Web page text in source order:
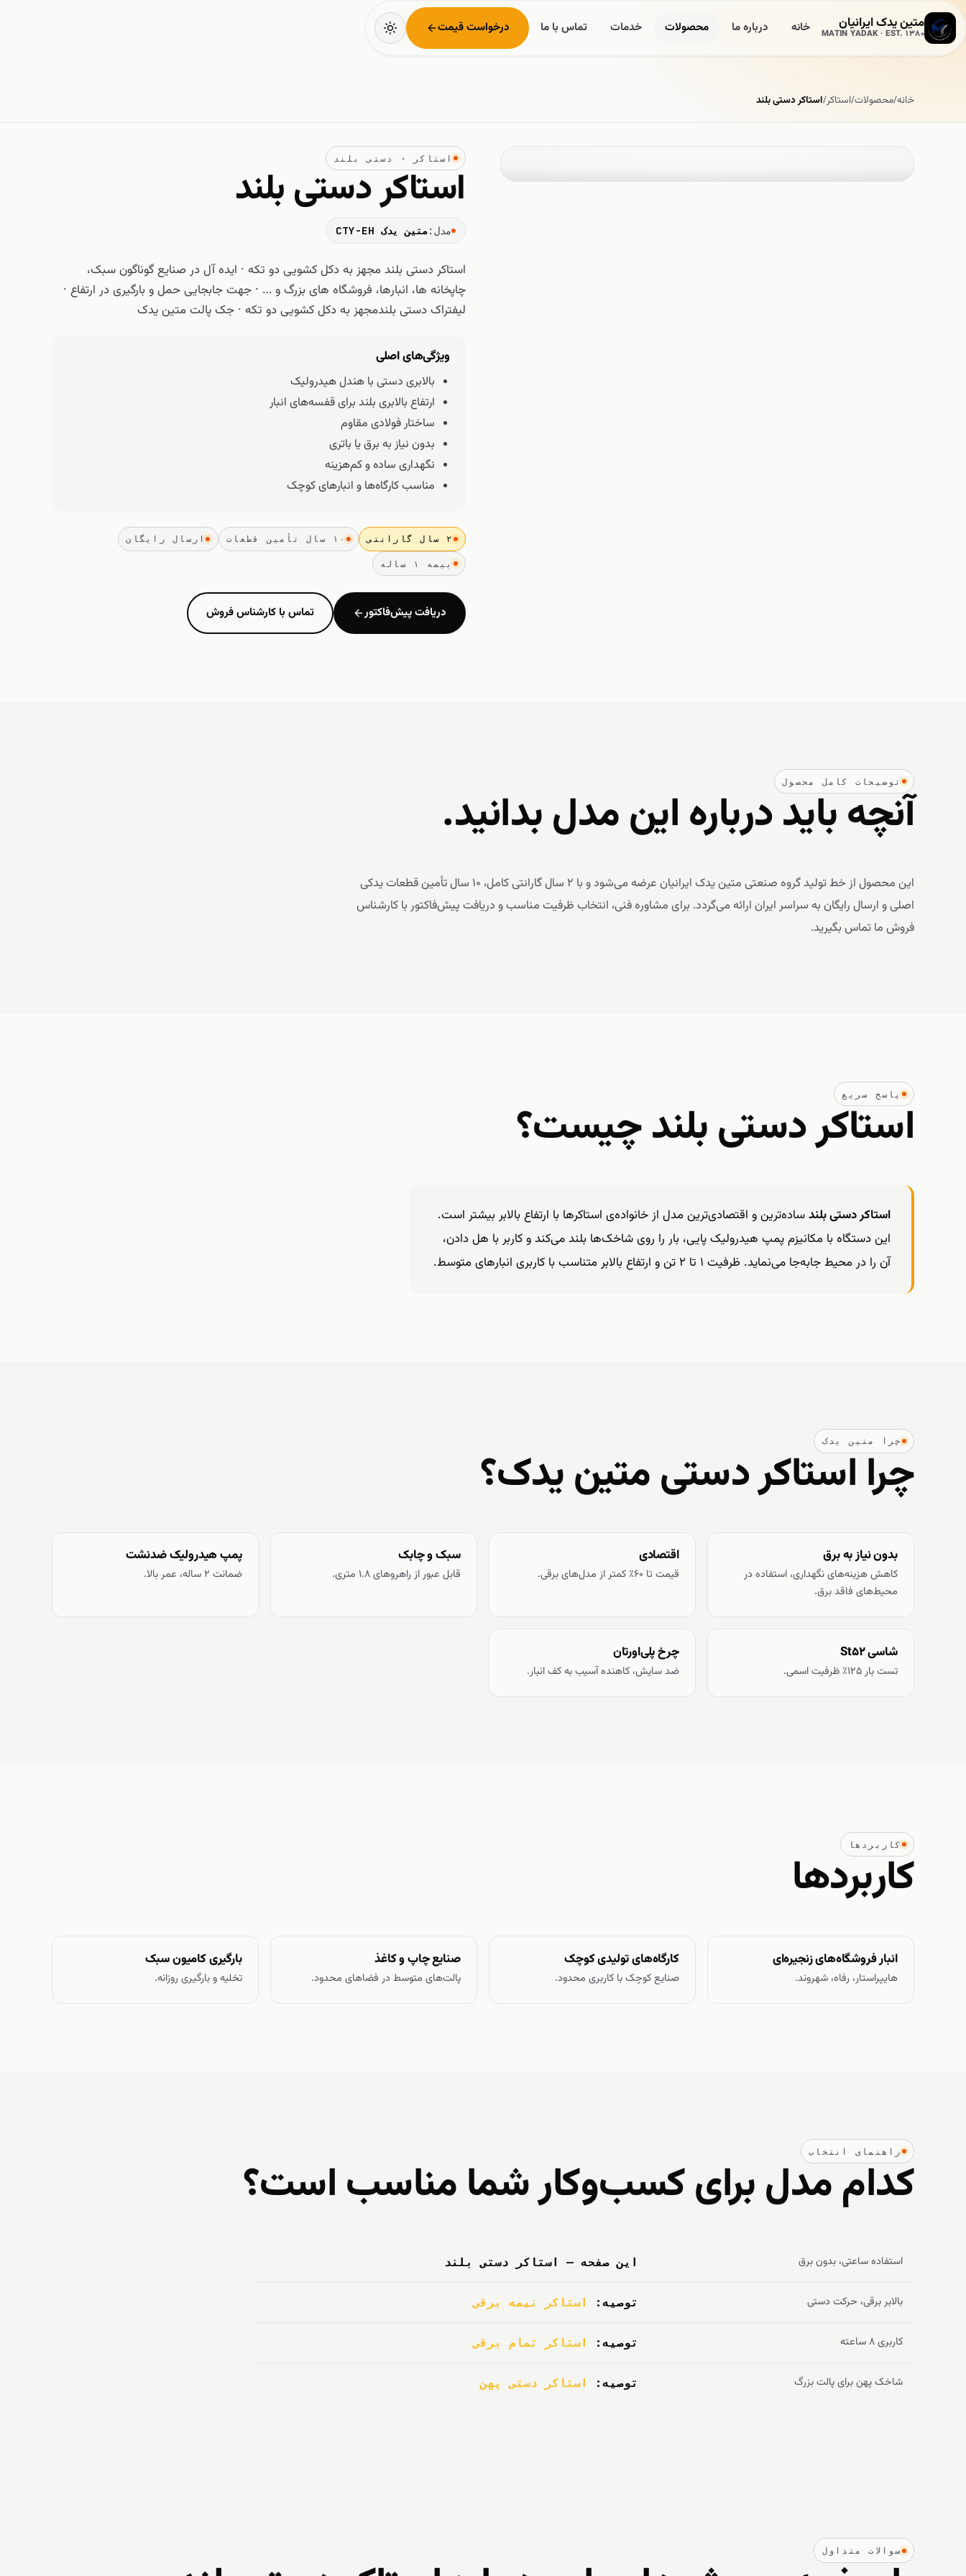
متین یدک ایرانیان
MATIN YADAK · EST. 1380 خانه درباره ما محصولات خدمات تماس با ما درخواست قیمت
خانه/محصولات/استاکر/استاکر دستی بلند
استاکر · دستی بلند
استاکر دستی بلند
مدل:متین یدک CTY-EH
استاکر دستی بلند مجهز به دکل کشویی دو تکه · ایده آل در صنایع گوناگون سبک،
چاپخانه ها، انبارها، فروشگاه های بزرگ و … · جهت جابجایی حمل و بارگیری در ارتفاع ·
لیفتراک دستی بلندمجهز به دکل کشویی دو تکه · جک پالت متین یدک
ویژگی‌های اصلی
بالابری دستی با هندل هیدرولیک
ارتفاع بالابری بلند برای قفسه‌های انبار
ساختار فولادی مقاوم
بدون نیاز به برق یا باتری
نگهداری ساده و کم‌هزینه
مناسب کارگاه‌ها و انبارهای کوچک
۲ سال گارانتی ۱۰ سال تأمین قطعات ارسال رایگان
بیمه ۱ ساله
دریافت پیش‌فاکتور تماس با کارشناس فروش
توضیحات کامل محصول
آنچه باید درباره این مدل بدانید.
این محصول از خط تولید گروه صنعتی متین یدک ایرانیان عرضه می‌شود و با ۲ سال گارانتی کامل، ۱۰ سال تأمین قطعات یدکی
اصلی و ارسال رایگان به سراسر ایران ارائه می‌گردد. برای مشاوره فنی، انتخاب ظرفیت مناسب و دریافت پیش‌فاکتور با کارشناس
فروش ما تماس بگیرید.
پاسخ سریع
استاکر دستی بلند چیست؟
استاکر دستی بلندساده‌ترین و اقتصادی‌ترین مدل از خانواده‌ی استاکرها با ارتفاع بالابر بیشتر است.
این دستگاه با مکانیزم پمپ هیدرولیک پایی، بار را روی شاخک‌ها بلند می‌کند و کاربر با هل دادن،
آن را در محیط جابه‌جا می‌نماید. ظرفیت ۱ تا ۲ تن و ارتفاع بالابر متناسب با کاربری انبارهای متوسط.
چرا متین یدک
چرا استاکر دستی متین یدک؟
بدون نیاز به برق
کاهش هزینه‌های نگهداری، استفاده در
محیط‌های فاقد برق.
اقتصادی
قیمت تا ۶۰٪ کمتر از مدل‌های برقی.
سبک و چابک
قابل عبور از راهروهای ۱.۸ متری.
پمپ هیدرولیک ضدنشت
ضمانت ۲ ساله، عمر بالا.
شاسی St52
تست بار ۱۲۵٪ ظرفیت اسمی.
چرخ پلی‌اورتان
ضد سایش، کاهنده آسیب به کف انبار.
کاربردها
کاربردها
انبار فروشگاه‌های زنجیره‌ای
هایپراستار، رفاه، شهروند.
کارگاه‌های تولیدی کوچک
صنایع کوچک با کاربری محدود.
صنایع چاپ و کاغذ
پالت‌های متوسط در فضاهای محدود.
بارگیری کامیون سبک
تخلیه و بارگیری روزانه.
راهنمای انتخاب
کدام مدل برای کسب‌وکار شما مناسب است؟
استفاده ساعتی، بدون برق این صفحه — استاکر دستی بلند
بالابر برقی، حرکت دستی توصیه: استاکر نیمه برقی
کاربری ۸ ساعته توصیه: استاکر تمام برقی
شاخک پهن برای پالت بزرگ توصیه: استاکر دستی پهن
سوالات متداول